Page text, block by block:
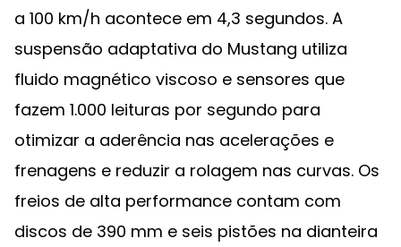
a 100 km/h acontece em 4,3 segundos. A
suspensão adaptativa do Mustang utiliza
fluido magnético viscoso e sensores que
fazem 1.000 leituras por segundo para
otimizar a aderência nas acelerações e
frenagens e reduzir a rolagem nas curvas. Os
freios de alta performance contam com
discos de 390 mm e seis pistões na dianteira